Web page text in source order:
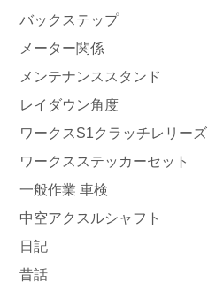
バックステップ
メーター関係
メンテナンススタンド
レイダウン角度
ワークスS1クラッチレリーズ
ワークスステッカーセット
一般作業 車検
中空アクスルシャフト
日記
昔話